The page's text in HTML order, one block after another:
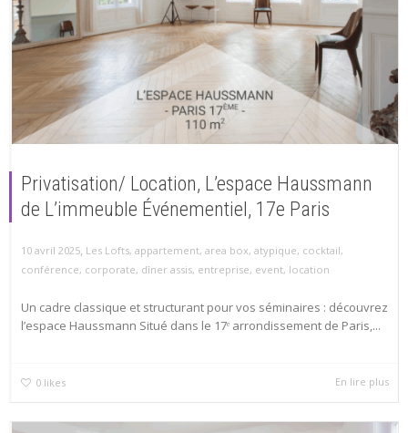
Privatisation/ Location, L’espace Haussmann
de L’immeuble Événementiel, 17e Paris
10 avril 2025, Les Lofts, appartement, area box, atypique, cocktail,
conférence, corporate, dîner assis, entreprise, event, location
Un cadre classique et structurant pour vos séminaires : découvrez
l’espace Haussmann Situé dans le 17ᵉ arrondissement de Paris,...
0 likes En lire plus